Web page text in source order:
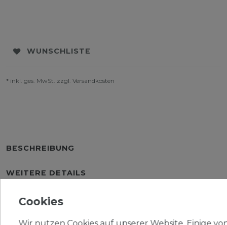
WUNSCHLISTE
* inkl. ges. MwSt. zzgl. Versandkosten
BESCHREIBUNG
WEITERE DETAILS
EU-VERANTWORTLICHER
HERSTELLER
Cookies
Wir nutzen Cookies auf unserer Website. Einige